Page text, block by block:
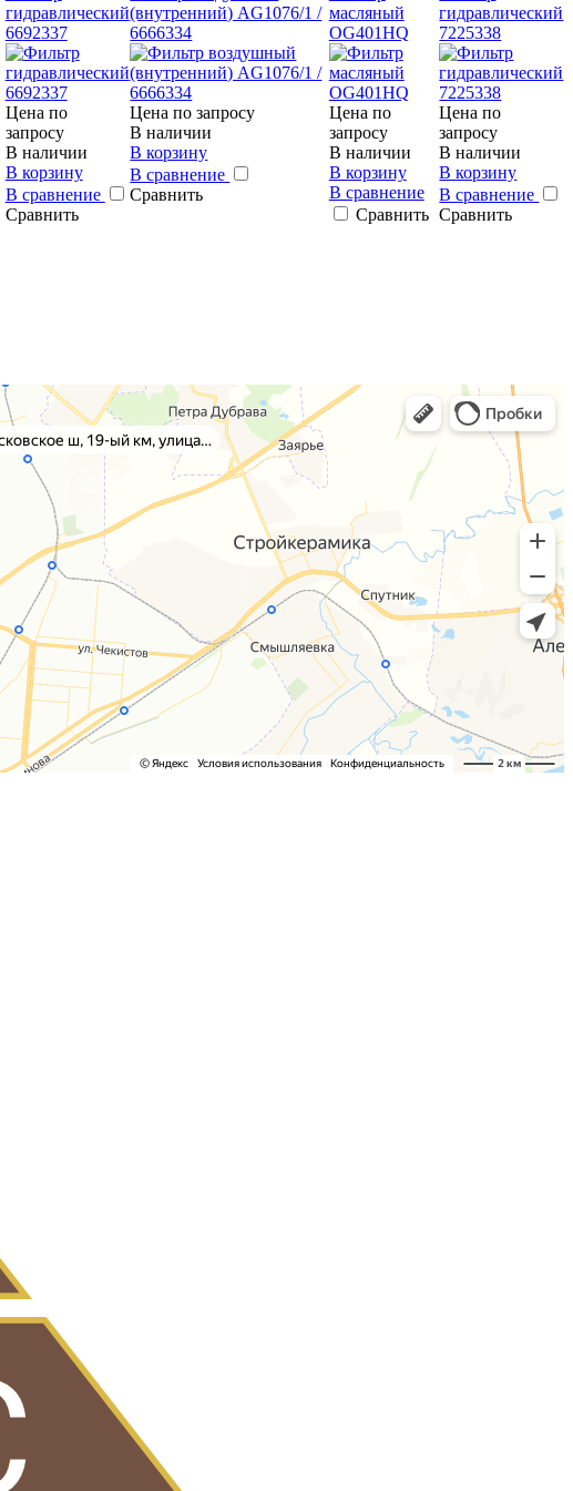
гидравлический
6692337
Цена по
запросу
В наличии
В корзину
В сравнение
Сравнить
(внутренний) AG1076/1 /
6666334
Цена по запросу
В наличии
В корзину
В сравнение
Сравнить
масляный
OG401HQ
Цена по
запросу
В наличии
В корзину
В сравнение
Сравнить
гидравлический
7225338
Цена по
запросу
В наличии
В корзину
В сравнение
Сравнить